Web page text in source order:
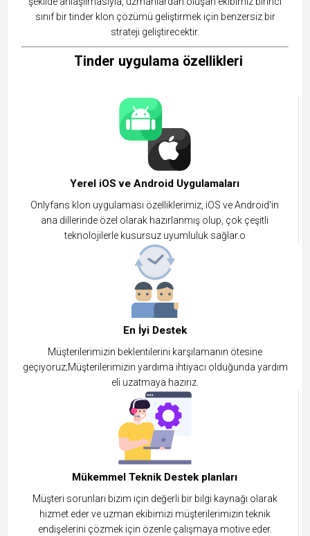
sınıf bir tinder klon çözümü geliştirmek için benzersiz bir
strateji geliştirecektir.
Tinder uygulama özellikleri
Yerel iOS ve Android Uygulamaları
Onlyfans klon uygulaması özelliklerimiz, iOS ve Android'in
ana dillerinde özel olarak hazırlanmış olup, çok çeşitli
teknolojilerle kusursuz uyumluluk sağlar.o
En İyi Destek
Müşterilerimizin beklentilerini karşılamanın ötesine
geçiyoruz;Müşterilerimizin yardıma ihtiyacı olduğunda yardım
eli uzatmaya hazırız.
Mükemmel Teknik Destek planları
Müşteri sorunları bizim için değerli bir bilgi kaynağı olarak
hizmet eder ve uzman ekibimizi müşterilerimizin teknik
endişelerini çözmek için özenle çalışmaya motive eder.